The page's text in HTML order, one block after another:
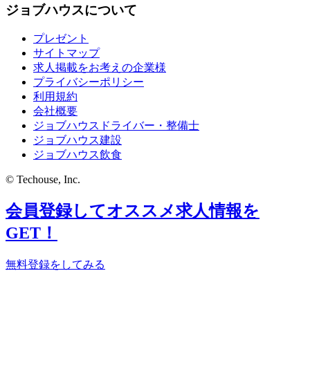
ジョブハウスについて
プレゼント
サイトマップ
求人掲載をお考えの企業様
プライバシーポリシー
利用規約
会社概要
ジョブハウスドライバー・整備士
ジョブハウス建設
ジョブハウス飲食
© Techouse, Inc.
会員登録してオススメ求人情報を
GET！
無料登録をしてみる